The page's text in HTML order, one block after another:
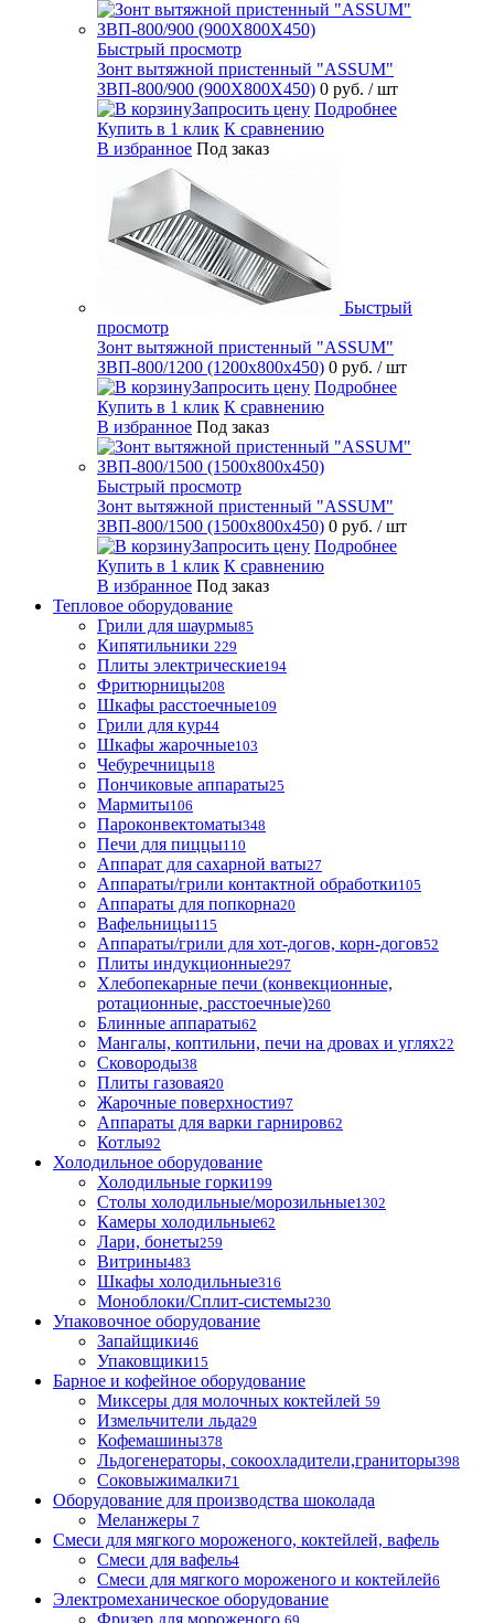
Быстрый просмотр
Зонт вытяжной пристенный "ASSUM"
ЗВП-800/900 (900Х800Х450) 0 руб. / шт
Запросить цену Подробнее
Купить в 1 клик К сравнению
В избранное Под заказ
Быстрый
просмотр
Зонт вытяжной пристенный "ASSUM"
ЗВП-800/1200 (1200х800х450) 0 руб. / шт
Запросить цену Подробнее
Купить в 1 клик К сравнению
В избранное Под заказ
Быстрый просмотр
Зонт вытяжной пристенный "ASSUM"
ЗВП-800/1500 (1500х800х450) 0 руб. / шт
Запросить цену Подробнее
Купить в 1 клик К сравнению
В избранное Под заказ
Тепловое оборудование
Грили для шаурмы85
Кипятильники 229
Плиты электрические194
Фритюрницы208
Шкафы расстоечные109
Грили для кур44
Шкафы жарочные103
Чебуречницы18
Пончиковые аппараты25
Мармиты106
Пароконвектоматы348
Печи для пиццы110
Аппарат для сахарной ваты27
Аппараты/грили контактной обработки105
Аппараты для попкорна20
Вафельницы115
Аппараты/грили для хот-догов, корн-догов52
Плиты индукционные297
Хлебопекарные печи (конвекционные,
ротационные, расстоечные)260
Блинные аппараты62
Мангалы, коптильни, печи на дровах и углях22
Сковороды38
Плиты газовая20
Жарочные поверхности97
Аппараты для варки гарниров62
Котлы92
Холодильное оборудование
Холодильные горки199
Столы холодильные/морозильные1302
Камеры холодильные62
Лари, бонеты259
Витрины483
Шкафы холодильные316
Моноблоки/Сплит-системы230
Упаковочное оборудование
Запайщики46
Упаковщики15
Барное и кофейное оборудование
Миксеры для молочных коктейлей 59
Измельчители льда29
Кофемашины378
Льдогенераторы, сокоохладители,граниторы398
Соковыжималки71
Оборудование для производства шоколада
Меланжеры 7
Смеси для мягкого мороженого, коктейлей, вафель
Смеси для вафель4
Смеси для мягкого мороженого и коктейлей6
Электромеханическое оборудование
Фризер для мороженого